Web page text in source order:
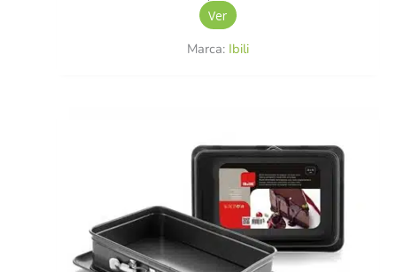
Ver
Marca: Ibili